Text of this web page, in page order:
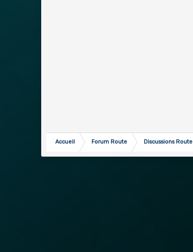
Accueil Forum Route Discussions Route